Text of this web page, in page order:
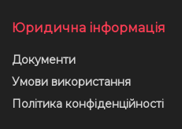
Юридична інформація
Документи
Умови використання
Політика конфіденційності